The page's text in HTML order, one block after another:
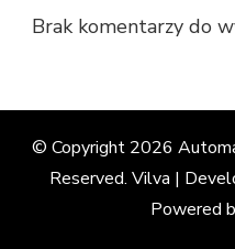
Brak komentarzy do
© Copyright 2026
Reserved. Vilva |
Powered